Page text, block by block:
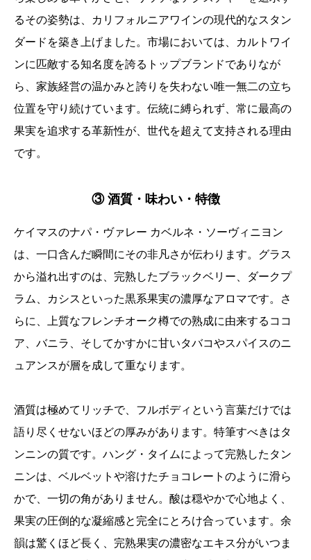
るその姿勢は、カリフォルニアワインの現代的なスタン
ダードを築き上げました。市場においては、カルトワイ
ンに匹敵する知名度を誇るトップブランドでありなが
ら、家族経営の温かみと誇りを失わない唯一無二の立ち
位置を守り続けています。伝統に縛られず、常に最高の
果実を追求する革新性が、世代を超えて支持される理由
です。
③ 酒質・味わい・特徴
ケイマスのナパ・ヴァレー カベルネ・ソーヴィニヨン
は、一口含んだ瞬間にその非凡さが伝わります。グラス
から溢れ出すのは、完熟したブラックベリー、ダークプ
ラム、カシスといった黒系果実の濃厚なアロマです。さ
らに、上質なフレンチオーク樽での熟成に由来するココ
ア、バニラ、そしてかすかに甘いタバコやスパイスのニ
ュアンスが層を成して重なります。
酒質は極めてリッチで、フルボディという言葉だけでは
語り尽くせないほどの厚みがあります。特筆すべきはタ
ンニンの質です。ハング・タイムによって完熟したタン
ニンは、ベルベットや溶けたチョコレートのように滑ら
かで、一切の角がありません。酸は穏やかで心地よく、
果実の圧倒的な凝縮感と完全にとろけ合っています。余
韻は驚くほど長く、完熟果実の濃密なエキス分がいつま